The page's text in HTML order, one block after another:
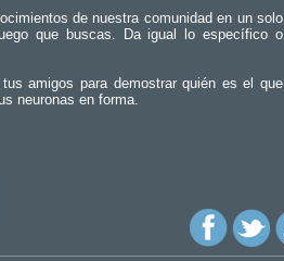
de nuestra comunidad en un solo
que buscas. Da igual lo específico o
amigos para demostrar quién es el que
neuronas en forma.